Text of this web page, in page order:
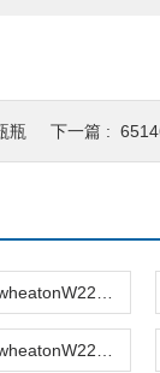
瓶 下一篇 :